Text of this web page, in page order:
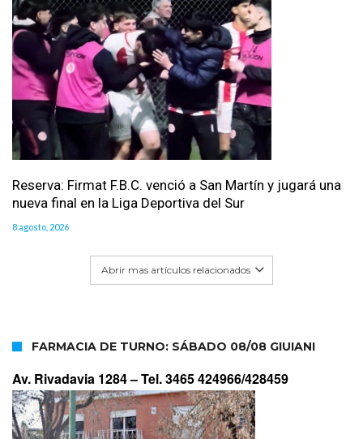
Reserva: Firmat F.B.C. venció a San Martín y jugará una
nueva final en la Liga Deportiva del Sur
8 agosto, 2026
Abrir mas artículos relacionados
FARMACIA DE TURNO: SÁBADO 08/08 GIUIANI
Av. Rivadavia 1284 –Tel. 3465 424966/428459